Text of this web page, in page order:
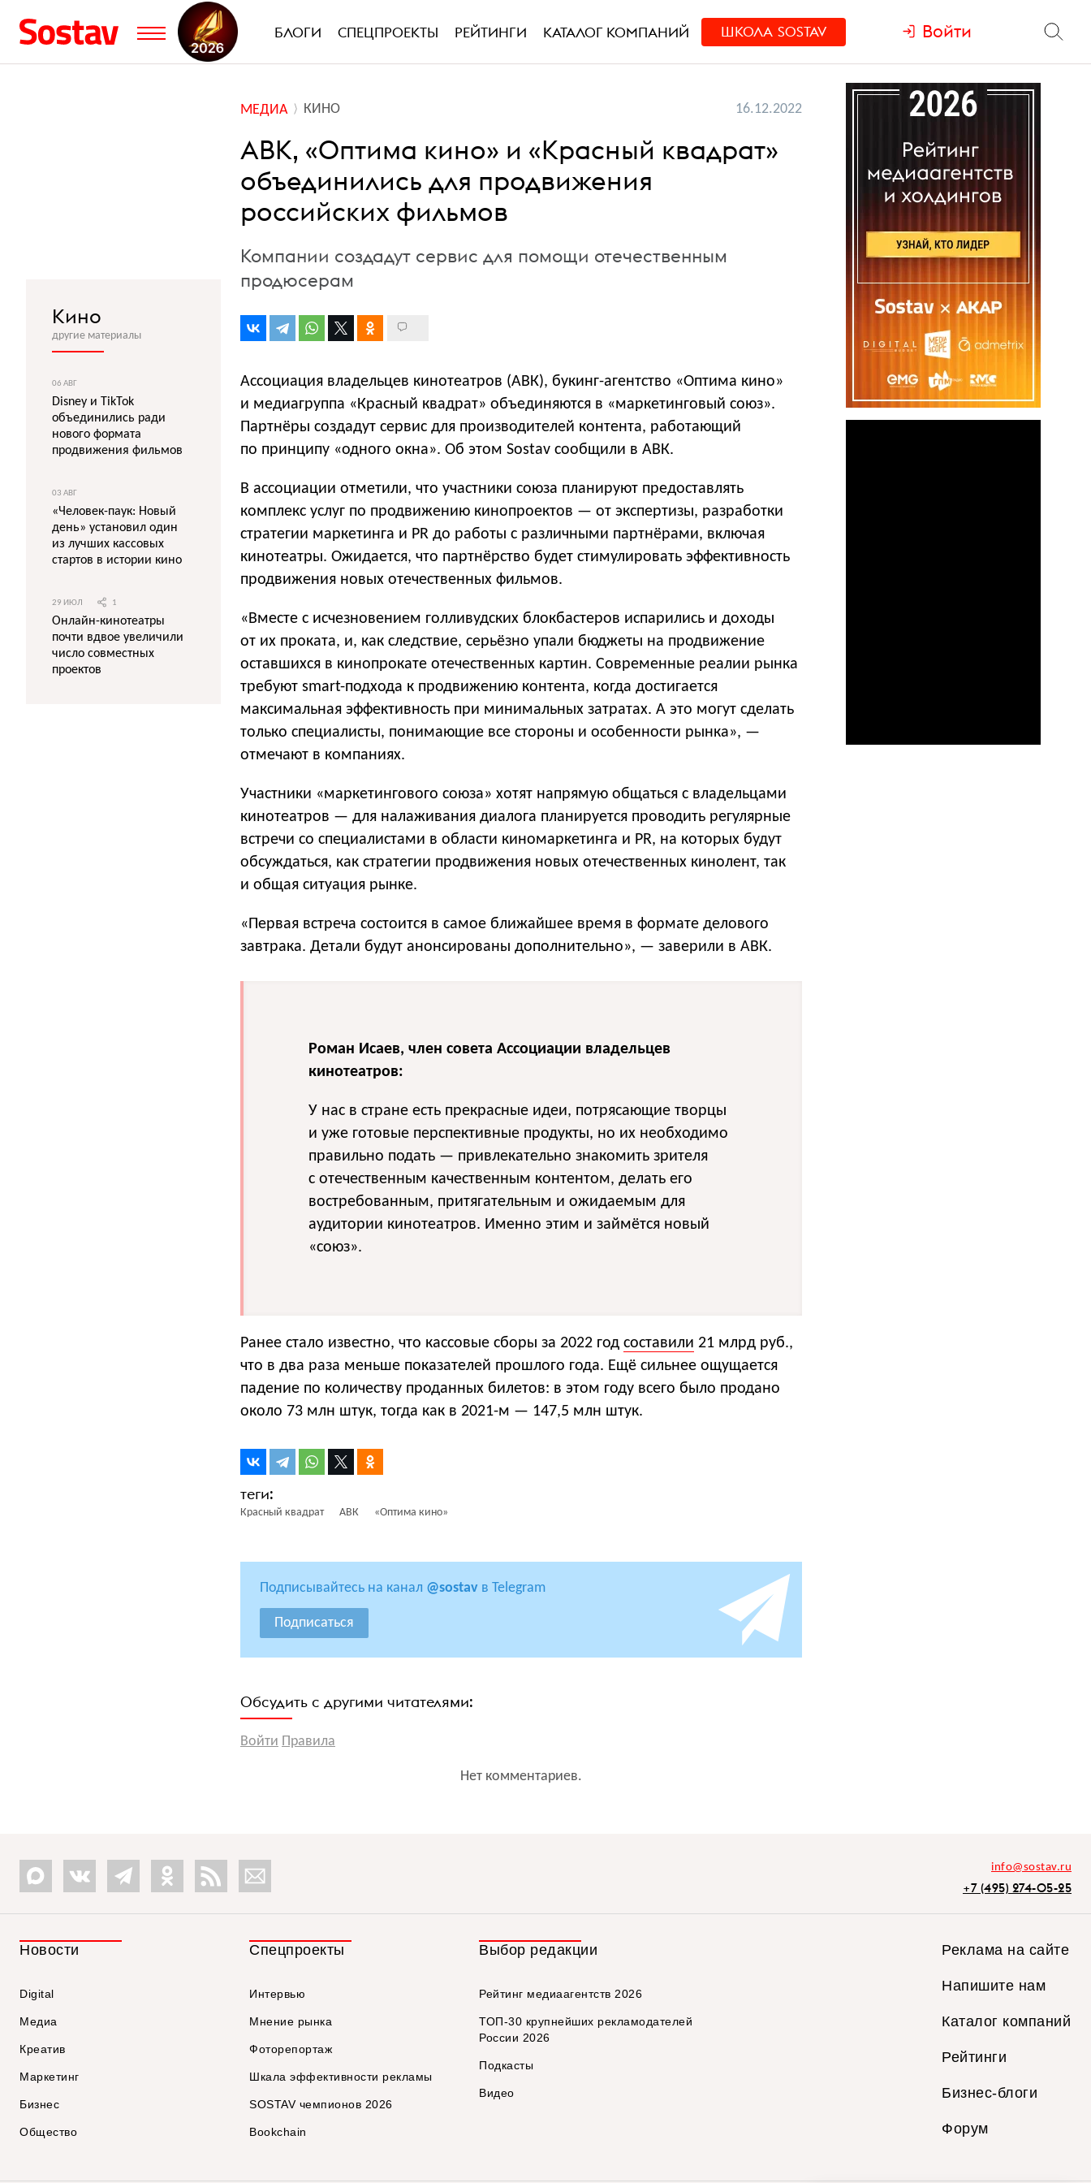
БЛОГИ СПЕЦПРОЕКТЫ РЕЙТИНГИ КАТАЛОГ КОМПАНИЙ ШКОЛА SOSTAV Войти
МЕДИА КИНО 16.12.2022
АВК, «Оптима кино» и «Красный квадрат»
объединились для продвижения
российских фильмов
Компании создадут сервис для помощи отечественным
продюсерам
Ассоциация владельцев кинотеатров (АВК), букинг-агентство «Оптима кино»
и медиагруппа «Красный квадрат» объединяются в «маркетинговый союз».
Партнёры создадут сервис для производителей контента, работающий
по принципу «одного окна». Об этом Sostav сообщили в АВК.
В ассоциации отметили, что участники союза планируют предоставлять
комплекс услуг по продвижению кинопроектов — от экспертизы, разработки
стратегии маркетинга и PR до работы с различными партнёрами, включая
кинотеатры. Ожидается, что партнёрство будет стимулировать эффективность
продвижения новых отечественных фильмов.
«Вместе с исчезновением голливудских блокбастеров испарились и доходы
от их проката, и, как следствие, серьёзно упали бюджеты на продвижение
оставшихся в кинопрокате отечественных картин. Современные реалии рынка
требуют smart-подхода к продвижению контента, когда достигается
максимальная эффективность при минимальных затратах. А это могут сделать
только специалисты, понимающие все стороны и особенности рынка», —
отмечают в компаниях.
Участники «маркетингового союза» хотят напрямую общаться с владельцами
кинотеатров — для налаживания диалога планируется проводить регулярные
встречи со специалистами в области киномаркетинга и PR, на которых будут
обсуждаться, как стратегии продвижения новых отечественных кинолент, так
и общая ситуация рынке.
«Первая встреча состоится в самое ближайшее время в формате делового
завтрака. Детали будут анонсированы дополнительно», — заверили в АВК.
Роман Исаев, член совета Ассоциации владельцев
кинотеатров:
У нас в стране есть прекрасные идеи, потрясающие творцы
и уже готовые перспективные продукты, но их необходимо
правильно подать — привлекательно знакомить зрителя
с отечественным качественным контентом, делать его
востребованным, притягательным и ожидаемым для
аудитории кинотеатров. Именно этим и займётся новый
«союз».
Ранее стало известно, что кассовые сборы за 2022 год составили 21 млрд руб.,
что в два раза меньше показателей прошлого года. Ещё сильнее ощущается
падение по количеству проданных билетов: в этом году всего было продано
около 73 млн штук, тогда как в 2021-м — 147,5 млн штук.
Красный квадрат АВК «Оптима кино»
Подписывайтесь на канал @sostav в Telegram
Подписаться
Обсудить с другими читателями:
Войти Правила
Нет комментариев.
Кино
другие материалы
06 АВГ
Disney и TikTok
объединились ради
нового формата
продвижения фильмов
03 АВГ
«Человек-паук: Новый
день» установил один
из лучших кассовых
стартов в истории кино
29 ИЮЛ 1
Онлайн-кинотеатры
почти вдвое увеличили
число совместных
проектов
info@sostav.ru
+7 (495) 274-05-25
Новости
Digital
Медиа
Креатив
Маркетинг
Бизнес
Общество
Спецпроекты
Интервью
Мнение рынка
Фоторепортаж
Шкала эффективности рекламы
SOSTAV чемпионов 2026
Bookchain
Выбор редакции
Рейтинг медиаагентств 2026
ТОП-30 крупнейших рекламодателей
России 2026
Подкасты
Видео
Реклама на сайте
Напишите нам
Каталог компаний
Рейтинги
Бизнес-блоги
Форум